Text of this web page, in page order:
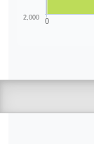
0
2,000